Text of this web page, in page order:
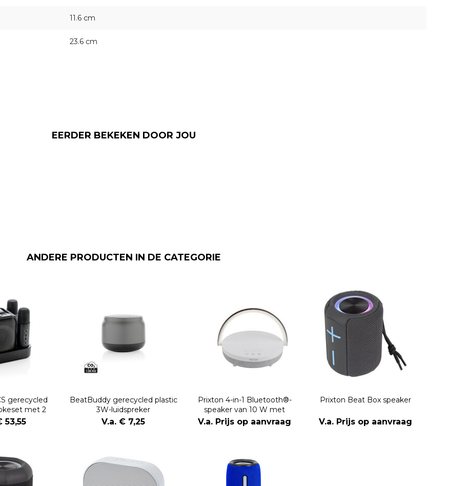
11.6 cm
23.6 cm
EERDER BEKEKEN DOOR JOU
ANDERE PRODUCTEN IN DE CATEGORIE
gerecycled
met 2
53,55
BeatBuddy gerecycled plastic
3W-luidspreker
V.a. € 7,25
Prixton 4-in-1 Bluetooth®-
speaker van 10 W met
ledverlichting en draadloos
oplaadstation
V.a. Prijs op aanvraag
Prixton Beat Box speaker
V.a. Prijs op aanvraag